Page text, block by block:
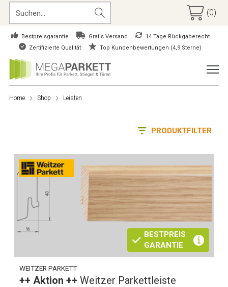
(0)
Bestpreisgarantie Gratis Versand
14 Tage Rückgaberecht
Zertifizierte Qualität
Top Kundenbewertungen (4,9 Sterne)
Home Shop Leisten
PRODUKTFILTER
BESTPREIS
GARANTIE
WEITZER PARKETT
++ Aktion ++Weitzer Parkettleiste